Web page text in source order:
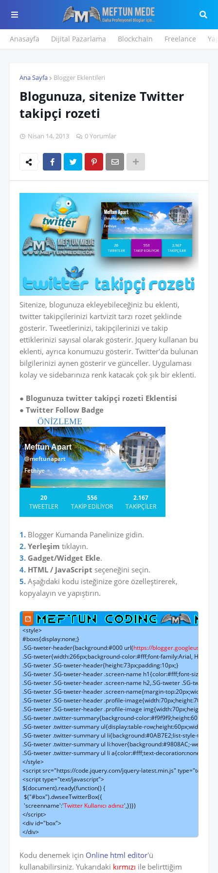
Anasayfa Dijital Pazarlama Blockchain Freelance
Ana Sayfa Blogger Eklentileri
Blogunuza, sitenize Twitter
takipçi rozeti
Nisan 14, 2013 0 Yorumlar
Sitenize, blogunuza ekleyebileceğiniz bu eklenti,
twitter takipçilerinizi kartvizit tarzı rozet şeklinde
gösterir. Tweetlerinizi, takipçilerinizi ve takip
ettiklerinizi sayısal olarak gösterir. Jquery kullanan bu
eklenti, ayrıca konumuzu gösterir. Twitter'da bulunan
bilgilerinizi aynen gösterir ve günceller. Uygulaması
kolay ve sidebarınıza renk katacak çok şık bir eklenti.
● Blogunuza twitter takipçi rozeti Eklentisi
● Twitter Follow Badge
ÖNİZLEME
Meftun Apart
@meftunapart
Fethiye
20
TWEETLER
556
TAKİP EDİLİYOR
2.167
TAKİPÇİLER
1. Blogger Kumanda Panelinize gidin.
2. Yerleşim tıklayın.
3. Gadget/Widget Ekle.
4. HTML / JavaScript seçeneğini seçin.
5. Aşağıdaki kodu isteğinize göre özelleştirerek,
kopyalayın ve yapıştırın.
<style>
#boxs{display:none;}
.SG-tweter-header{background:#000 url(https://
.SG-tweter{width:266px;background-color:#fff;font-family:Arial,
.SG-tweter .SG-tweter-header{height:73px;padding:10px;}
.SG-tweter .SG-tweter-header .screen-name h1{color:#fff;font-
.SG-tweter .SG-tweter-header .screen-name h2,.SG-tweter .SG-
.SG-tweter .SG-tweter-header .screen-name{margin-
.SG-tweter .SG-tweter-header .profile-
.SG-tweter .SG-tweter-header .profile-image
.SG-tweter .twitter-summary{background-
.SG-tweter .twitter-summary ul{display:table-
.SG-tweter .twitter-summary ul li{background:#0AB7E2;list-style-
.SG-tweter .twitter-summary ul li:hover{background:#9808AC;-webkit-
.SG-tweter .twitter-summary ul li a{color:#fff;text-decoration:none;}
</style>
<script src="https://code.jquery.com/jquery-latest.min.js" type="text/
<script type="text/javascript">
$(document).ready(function() {
$("#box").dwseeTwitterBox({
'screenname':'Twitter Kullanıcı adınız',})})
</script>
<div id="box">
</div>
Kodu denemek için Online html editor'ü
kullanabilirsiniz. Yukarıdaki kırmızı ile belirttiğim